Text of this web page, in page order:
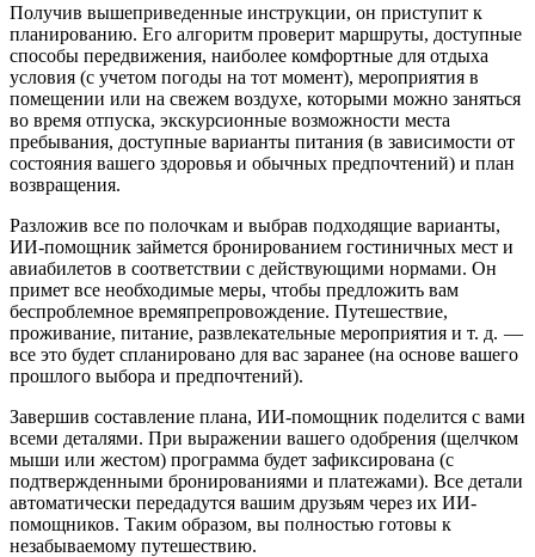
Получив вышеприведенные инструкции, он приступит к
планированию. Его алгоритм проверит маршруты, доступные
способы передвижения, наиболее комфортные для отдыха
условия (с учетом погоды на тот момент), мероприятия в
помещении или на свежем воздухе, которыми можно заняться
во время отпуска, экскурсионные возможности места
пребывания, доступные варианты питания (в зависимости от
состояния вашего здоровья и обычных предпочтений) и план
возвращения.
Разложив все по полочкам и выбрав подходящие варианты,
ИИ-помощник займется бронированием гостиничных мест и
авиабилетов в соответствии с действующими нормами. Он
примет все необходимые меры, чтобы предложить вам
беспроблемное времяпрепровождение. Путешествие,
проживание, питание, развлекательные мероприятия и т. д. —
все это будет спланировано для вас заранее (на основе вашего
прошлого выбора и предпочтений).
Завершив составление плана, ИИ-помощник поделится с вами
всеми деталями. При выражении вашего одобрения (щелчком
мыши или жестом) программа будет зафиксирована (с
подтвержденными бронированиями и платежами). Все детали
автоматически передадутся вашим друзьям через их ИИ-
помощников. Таким образом, вы полностью готовы к
незабываемому путешествию.